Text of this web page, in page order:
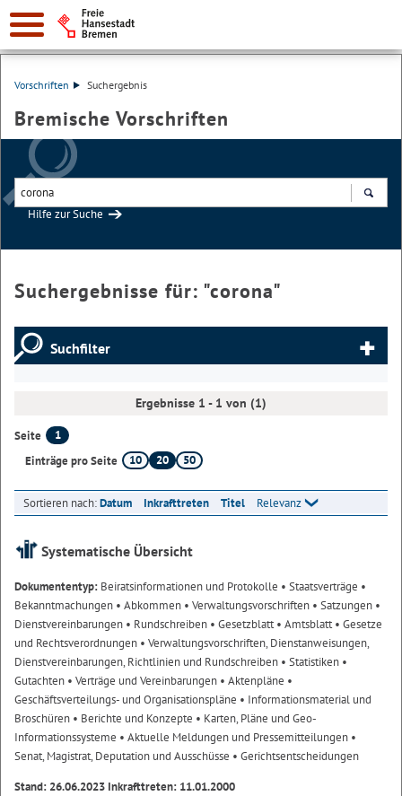
Vorschriften Suchergebnis
Bremische Vorschriften
Hilfe zur Suche
Suchergebnisse für: "corona"
Suchfilter
Ergebnisse 1 - 1 von (1)
Seite
1
Einträge pro Seite
10 20 50
Sortieren nach:Datum Inkrafttreten Titel Relevanz
Systematische Übersicht
Dokumententyp: Beiratsinformationen und Protokolle • Staatsverträge •
Bekanntmachungen • Abkommen • Verwaltungsvorschriften • Satzungen •
Dienstvereinbarungen • Rundschreiben • Gesetzblatt• Amtsblatt• Gesetze
und Rechtsverordnungen • Verwaltungsvorschriften, Dienstanweisungen,
Dienstvereinbarungen, Richtlinien und Rundschreiben • Statistiken •
Gutachten • Verträge und Vereinbarungen • Aktenpläne •
Geschäftsverteilungs- und Organisationspläne • Informationsmaterial und
Broschüren • Berichte und Konzepte • Karten, Pläne und Geo-
Informationssysteme • Aktuelle Meldungen und Pressemitteilungen •
Senat, Magistrat, Deputation und Ausschüsse • Gerichtsentscheidungen
Stand: 26.06.2023 Inkrafttreten: 11.01.2000